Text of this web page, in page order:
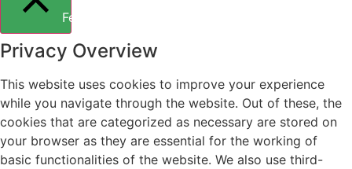
Fermer
Privacy Overview
This website uses cookies to improve your experience
while you navigate through the website. Out of these, the
cookies that are categorized as necessary are stored on
your browser as they are essential for the working of
basic functionalities of the website. We also use third-